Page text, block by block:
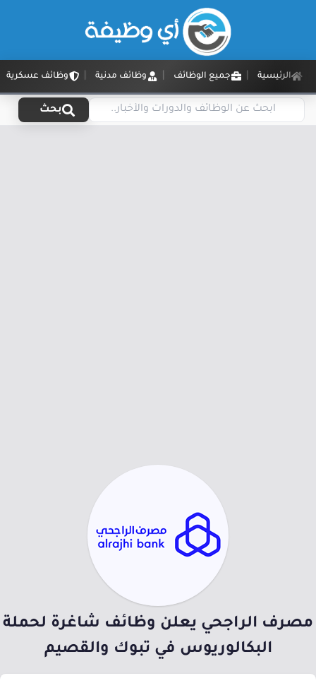
الرئيسية جميع الوظائف وظائف مدنية وظائف عسكرية
بحث
مصرف الراجحي يعلن وظائف شاغرة لحملة
البكالوريوس في تبوك والقصيم